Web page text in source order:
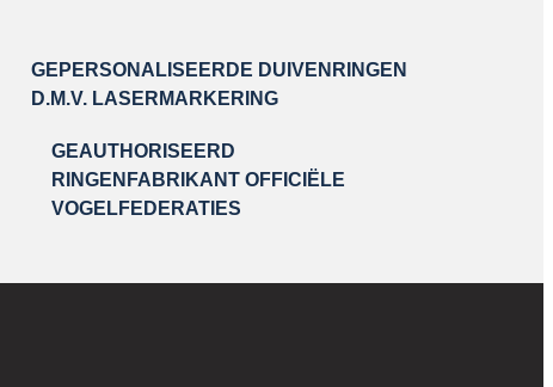
GEPERSONALISEERDE DUIVENRINGEN
D.M.V. LASERMARKERING
GEAUTHORISEERD
RINGENFABRIKANT OFFICIËLE
VOGELFEDERATIES